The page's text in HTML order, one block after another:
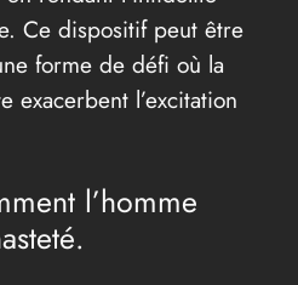
Ce dispositif peut être
forme de défi où la
exacerbent l’excitation
l’homme